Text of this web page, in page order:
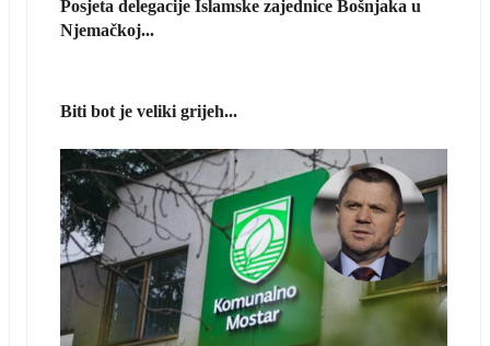
Posjeta delegacije Islamske zajednice Bošnjaka u
Njemačkoj...
Biti bot je veliki grijeh...